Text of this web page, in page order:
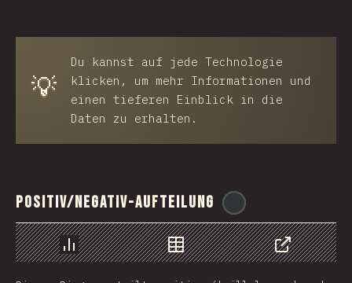
💡
Du kannst auf jede Technologie
klicken, um mehr Informationen und
einen tieferen Einblick in die
Daten zu erhalten.
Positiv/Negativ-Aufteilung
Chart Data
Share